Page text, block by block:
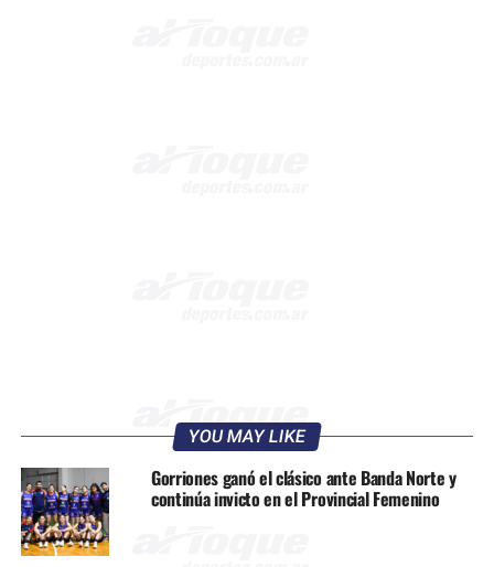
YOU MAY LIKE
Gorriones ganó el clásico ante Banda Norte y
continúa invicto en el Provincial Femenino